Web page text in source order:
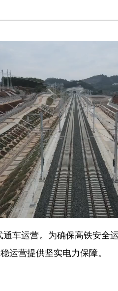
运营。为确保高铁安全
运营提供坚实电力保障。